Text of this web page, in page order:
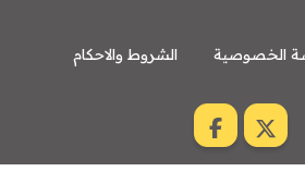
الخصوصية الشروط والاحكام